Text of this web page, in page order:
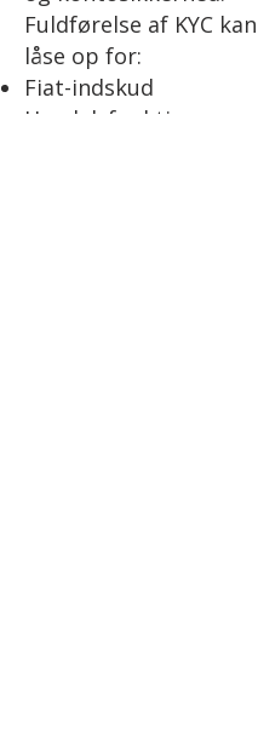
Fuldførelse af KYC
låse op for:
Fiat-indskud
Handelsfunktioner